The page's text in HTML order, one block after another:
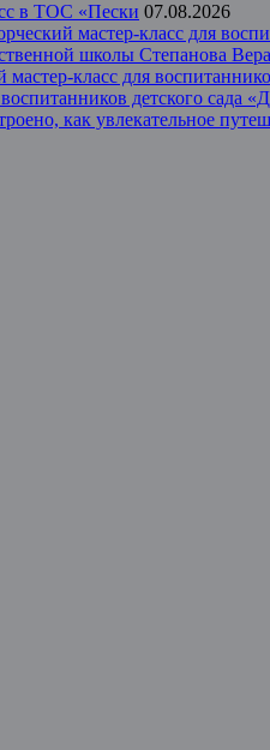
в ТОС «Пески 07.08.2026
мастер-класс для
школы Степанова
класс для
детского сада
как увлекательное